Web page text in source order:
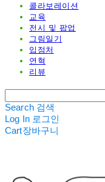
콜라보레이션
교육
전시 및 팝업
그림일기
입점처
연혁
리뷰
Search 검색
Log In 로그인
Cart장바구니